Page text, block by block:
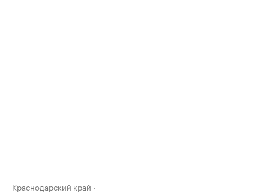
Краснодарский край